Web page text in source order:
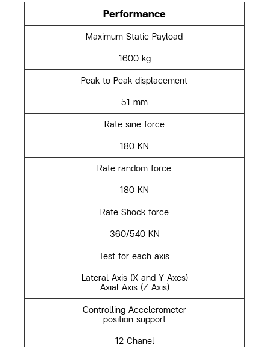
Performance
Maximum Static Payload
1600 kg
Peak to Peak displacement
51 mm
Rate sine force
180 KN
Rate random force
180 KN
Rate Shock force
360/540 KN
Test for each axis
Lateral Axis (X and Y Axes)
Axial Axis (Z Axis)
Controlling Accelerometer
position support
12 Chanel